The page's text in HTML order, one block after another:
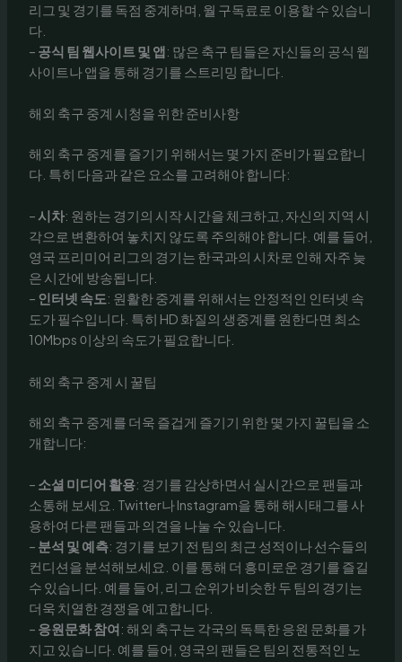
리그 및 경기를 독점 중계하며, 월 구독료로 이용할 수 있습니
다.
– 공식 팀 웹사이트 및 앱: 많은 축구 팀들은 자신들의 공식 웹
사이트나 앱을 통해 경기를 스트리밍 합니다.
해외 축구 중계 시청을 위한 준비사항
해외 축구 중계를 즐기기 위해서는 몇 가지 준비가 필요합니
다. 특히 다음과 같은 요소를 고려해야 합니다:
–시차: 원하는 경기의 시작 시간을 체크하고, 자신의 지역 시
각으로 변환하여 놓치지 않도록 주의해야 합니다. 예를 들어,
영국 프리미어 리그의 경기는 한국과의 시차로 인해 자주 늦
은 시간에 방송됩니다.
– 인터넷 속도 : 원활한 중계를 위해서는 안정적인 인터넷 속
도가 필수입니다. 특히 HD 화질의 생중계를 원한다면 최소
10Mbps 이상의 속도가 필요합니다.
해외 축구 중계 시 꿀팁
해외 축구 중계를 더욱 즐겁게 즐기기 위한 몇 가지 꿀팁을 소
개합니다:
– 소셜 미디어 활용: 경기를 감상하면서 실시간으로 팬들과
소통해 보세요. Twitter나 Instagram을 통해 해시태그를 사
용하여 다른 팬들과 의견을 나눌 수 있습니다.
– 분석 및 예측: 경기를 보기 전 팀의 최근 성적이나 선수들의
컨디션을 분석해보세요. 이를 통해 더 흥미로운 경기를 즐길
수 있습니다. 예를 들어, 리그 순위가 비슷한 두 팀의 경기는
더욱 치열한 경쟁을 예고합니다.
– 응원문화 참여 : 해외 축구는 각국의 독특한 응원 문화를 가
지고 있습니다. 예를 들어, 영국의 팬들은 팀의 전통적인 노